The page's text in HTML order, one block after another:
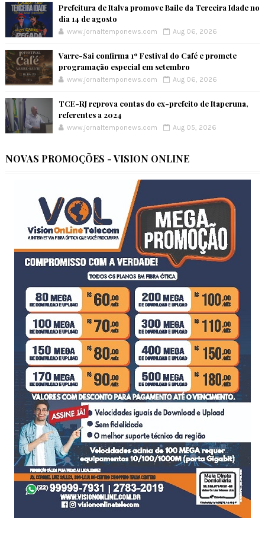
Prefeitura de Italva promove Baile da Terceira Idade no
dia 14 de agosto
www.jornaltemponews.com Aug 06, 2026
Varre-Sai confirma 1º Festival do Café e promete
programação especial em setembro
www.jornaltemponews.com Aug 06, 2026
TCE-RJ reprova contas do ex-prefeito de Itaperuna,
referentes a 2024
www.jornaltemponews.com Aug 05, 2026
NOVAS PROMOÇÕES - VISION ONLINE